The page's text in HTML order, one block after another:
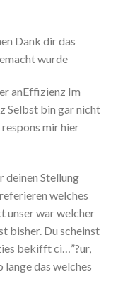
Dank dir das
wurde
anEffizienz Im
Selbst bin gar nicht
mir hier
deinen Stellung
welches
unser war welcher
bisher. Du scheinst
bekifft ci…”?ur,
lange das welches